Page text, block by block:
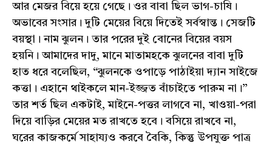
আর মেজর বিয়ে হয়ে গেছে। ওর বাবা ছিল ভাগ-চাষি।
অভাবের সংসার। দুটি মেয়ের বিয়ে দিতেই সর্বস্বান্ত। সেজটি
বয়স্থা। নাম ঝুলন। তার পরের দুই বোনের বিয়ের বয়স
হয়নি। আমাদের দাদু, মানে মাতামহকে ঝুলনের বাবা দুটি
হাত ধরে বলেছিল, “ঝুলনকে ওপাড়ে পাঠাইয়া দ্যান সাইজে
কত্তা। এহানে থাইকলে মান-ইজ্জত বাঁচাইতে পারুম না।”
তার শর্ত ছিল একটাই, মাইনে-পত্তর লাগবে না, খাওয়া-পরা
দিয়ে বাড়ির মেয়ের মত রাখতে হবে। বসিয়ে রাখবে না,
ঘরের কাজকর্মে সাহায্যও করবে বৈকি, কিন্তু উপযুক্ত পাত্র